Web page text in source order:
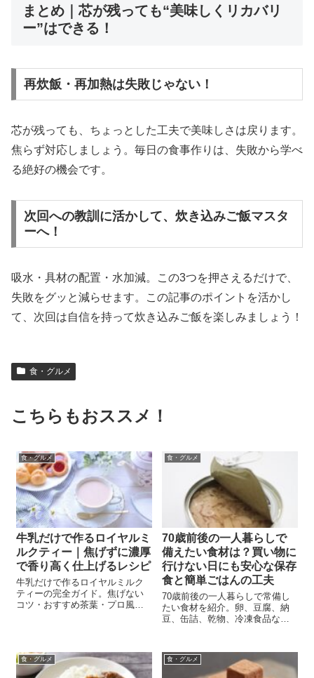
まとめ｜芯が残っても“美味しくリカバリ
ー”はできる！
再炊飯・再加熱は失敗じゃない！
芯が残っても、ちょっとした工夫で美味しさは戻ります。
焦らず対応しましょう。毎日の食事作りは、失敗から学べ
る絶好の機会です。
次回への教訓に活かして、炊き込みご飯マスタ
ーへ！
吸水・具材の配置・水加減。この3つを押さえるだけで、
失敗をグッと減らせます。この記事のポイントを活かし
て、次回は自信を持って炊き込みご飯を楽しみましょう！
食・グルメ
こちらもおススメ！
食・グルメ
牛乳だけで作るロイヤルミ
ルクティー｜焦げずに濃厚
で香り高く仕上げるレシピ
牛乳だけで作るロイヤルミルク
ティーの完全ガイド。焦げない
コツ・おすすめ茶葉・プロ風ア
食・グルメ
70歳前後の一人暮らしで
備えたい食材は？買い物に
行けない日にも安心な保存
食と簡単ごはんの工夫
70歳前後の一人暮らしで常備し
たい食材を紹介。卵、豆腐、納
豆、缶詰、乾物、冷凍食品な
理なく続ける食事の工夫を解説
します。
食・グルメ 食・グルメ